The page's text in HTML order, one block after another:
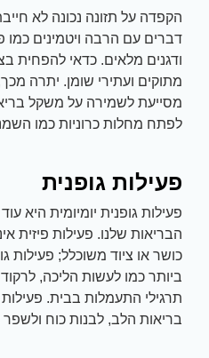
הקפדה על תזונה נכונה לא
דברים עם הרבה ויטמינים כמו
ודגנים מלאים. כדאי להפחית
מתוקים ועתירי שומן. יתרה
מסייעת לשמירה על משקל
לפתח מחלות כרוניות כמו
פעילות גופנית
פעילות גופנית יומיומית היא
הבריאות שלנו. פעילות פיזית
כושר או ציוד משוכלל; פעילות
ביותר כמו לעשות הליכה,
תרגילי התעמלות בבית.
בריאות הלב, לבנות כוח